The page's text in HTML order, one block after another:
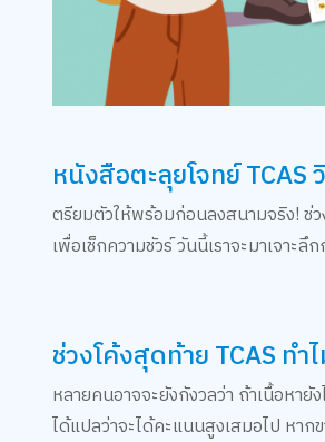
หนังสือตะลุยโจทย์
ตรียมตัวให้พร้อมก่อนลงสนามจริง! ช่
เพื่อเช็กความชัวร์ วันนี้เราจะมาเจาะ
ช่วงโค้งสุดท้าย TCAS ท
หลายคนอาจจะยังกังวลว่า ถ้าเนื้อหายั
ได้แปลว่าจะได้คะแนนสูงเสมอไป หา